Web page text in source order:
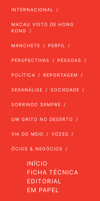
INTERNACIONAL
MACAU VISTO DE HONG
KONG
MANCHETE PERFIL
PERSPECTIVAS PESSOAS
POLÍTICA REPORTAGEM
SEXANÁLISE SOCIEDADE
SORRINDO SEMPRE
UM GRITO NO DESERTO
VIA DO MEIO VOZES
ÓCIOS & NEGÓCIOS
INÍCIO
FICHA TÉCNICA
EDITORIAL
EM PAPEL